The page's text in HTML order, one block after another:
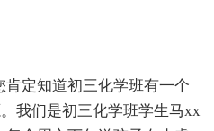
定知道初三化学班有一个
我们是初三化学班学生马xx